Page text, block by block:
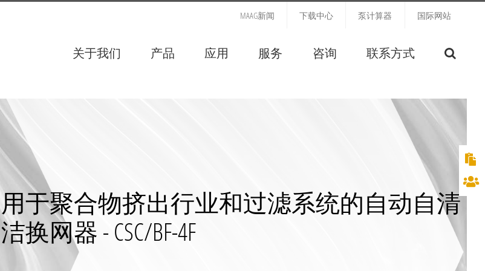
MAAG新闻 下载中心 泵计算器 国际网站
关于我们 产品 应用 服务 咨询 联系方式
用于聚合物挤出行业和过滤系统的自动自清
洁换网器 - CSC/BF-4F